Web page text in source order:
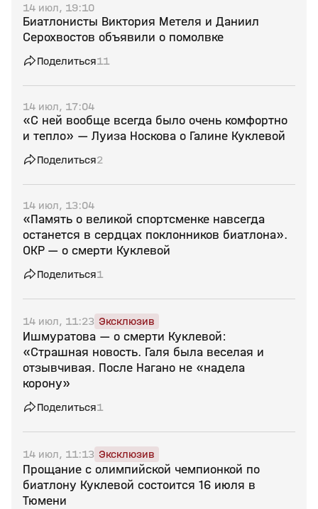
14 июл, 19:10
Биатлонисты Виктория Метеля и Даниил
Серохвостов объявили о помолвке
Поделиться11
14 июл, 17:04
«С ней вообще всегда было очень комфортно
и тепло» — Луиза Носкова о Галине Куклевой
Поделиться2
14 июл, 13:04
«Память о великой спортсменке навсегда
останется в сердцах поклонников биатлона».
ОКР — о смерти Куклевой
Поделиться1
14 июл, 11:23 Эксклюзив
Ишмуратова — о смерти Куклевой:
«Страшная новость. Галя была веселая и
отзывчивая. После Нагано не «надела
корону»
Поделиться1
14 июл, 11:13 Эксклюзив
Прощание с олимпийской чемпионкой по
биатлону Куклевой состоится 16 июля в
Тюмени